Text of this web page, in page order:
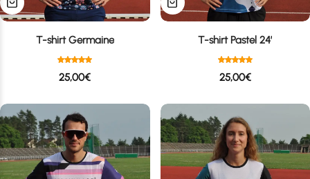
T-shirt Germaine
25,00€
T-shirt Pastel 24′
25,00€